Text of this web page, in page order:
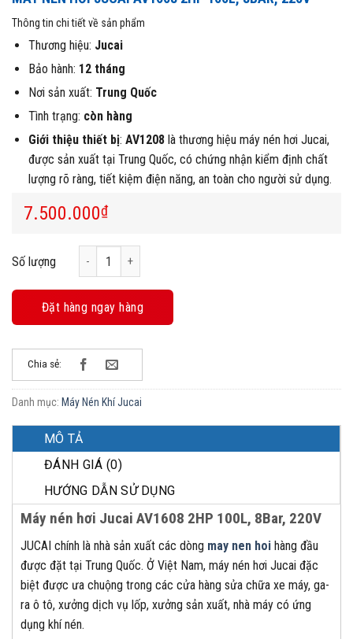
Thông tin chi tiết về sản phẩm
Thương hiệu: Jucai
Bảo hành: 12 tháng
Nơi sản xuất: Trung Quốc
Tình trạng: còn hàng
Giới thiệu thiết bị: AV1208là thương hiệu máy nén hơi Jucai,
được sản xuất tại Trung Quốc, có chứng nhận kiểm định chất
lượng rõ ràng, tiết kiệm điện năng, an toàn cho người sử dụng.
7.500.000₫
Số lượng Máy nén hơi Jucai AV1608 2HP 100L, 8Bar, 220V số lượng
Đặt hàng ngay hàng
Chia sẻ:
Danh mục: Máy Nén Khí Jucai
MÔ TẢ
ĐÁNH GIÁ (0)
HƯỚNG DẪN SỬ DỤNG
Máy nén hơi Jucai AV1608 2HP 100L, 8Bar, 220V
JUCAI chính là nhà sản xuất các dòng may nen hoi hàng đầu
được đặt tại Trung Quốc. Ở Việt Nam, máy nén hơi Jucai đặc
biệt được ưa chuộng trong các cửa hàng sửa chữa xe máy, ga-
ra ô tô, xưởng dịch vụ lốp, xưởng sản xuất, nhà máy có ứng
dụng khí nén.